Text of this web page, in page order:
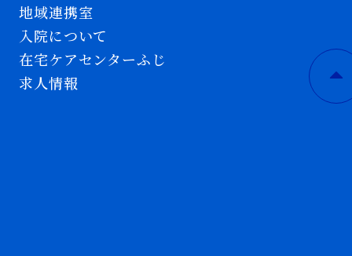
地域連携室
入院について
在宅ケアセンターふじ
求人情報